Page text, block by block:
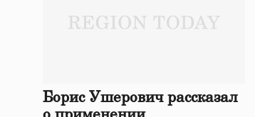
Борис Ушерович рассказал